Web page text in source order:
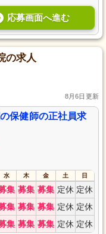
応募画面へ進む
の求人
8月6日更新
保健師の正社員求
水 木 金 土 日
集 募集 募集 定休 定休
集 募集 募集 定休 定休
集 募集 募集 定休 定休